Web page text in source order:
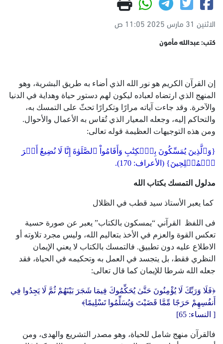
الاثنين 31 مارس 2025 11:05 ص
كتب: عبدالله مأمون
إن القرآن الكريم هو نور الله الذي أضاء به طريق البشرية، وهو
المنهج الذي ارتضاه لعباده ليكون لهم دستور حياة وهداية في الدنيا
والآخرة. وقد جاءت آياته مرارًا وتكرارًا تحثّ على التمسك به،
والتحاكم إليه، وجعله المعيار الذي تُقاس به الأعمال والأحوال.
ومن هذه التوجيهات العظيمة قوله تعالى:
{وَٱلَّذِينَ يُمَسِّكُونَ بِٱلۡكِتَٰبِ وَأَقَامُواْ ٱلصَّلَوٰةَ إِنَّا لَا نُضِيعُ أَجۡرَ
ٱلۡمُصۡلِحِينَ} (الأعراف: 170).
مدلول التمسك بكتاب الله
كما يعبر الأستاذ سيد قطب في الظلال
فى اللفظ القرآني “يمسكون بالكتاب” يعبر عن صورة حسية
تعكس القوة والعزم في الأخذ بتعاليم الله، وليس مجرد تلاوته أو
الاطلاع عليه دون تطبيق. فالتمسك بالكتاب لا يعني الإيمان
النظري فقط، بل يتجسد في العمل به وتحكيمه في الحياة، فقد
جعله الله شرطا للإيمان كما قال تعالى:
﴿فَلَا وَرَبِّكَ لَا يُؤْمِنُونَ حَتَّىٰ يُحَكِّمُوكَ فِيمَا شَجَرَ بَيْنَهُمْ ثُمَّ لَا يَجِدُوا فِي
أَنفُسِهِمْ حَرَجًا مِّمَّا قَضَيْتَ وَيُسَلِّمُوا تَسْلِيمًا﴾
[ النساء: 65]
فالقرآن منهج شامل للحياة، وهو مصدر التشريع والهدى، ومن